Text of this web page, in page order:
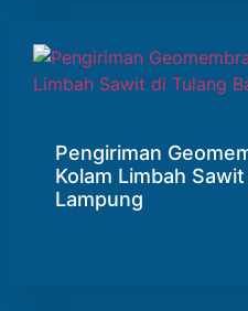
Pengiriman
Kolam Limbah
Lampung